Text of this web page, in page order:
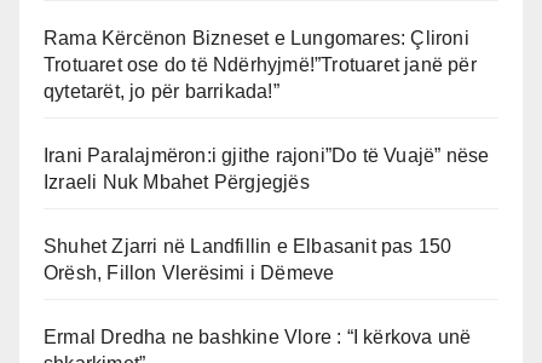
Rama Kërcënon Bizneset e Lungomares: Çlironi
Trotuaret ose do të Ndërhyjmë!”Trotuaret janë për
qytetarët, jo për barrikada!”
Irani Paralajmëron:i gjithe rajoni”Do të Vuajë” nëse
Izraeli Nuk Mbahet Përgjegjës
Shuhet Zjarri në Landfillin e Elbasanit pas 150
Orësh, Fillon Vlerësimi i Dëmeve
Ermal Dredha ne bashkine Vlore : “I kërkova unë